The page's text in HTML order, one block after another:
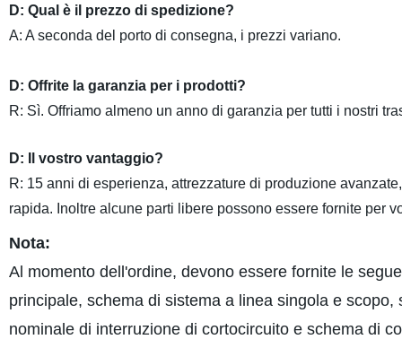
D: Qual è il prezzo di spedizione?
A: A seconda del porto di consegna, i prezzi variano.
D: Offrite la garanzia per i prodotti?
R: Sì. Offriamo almeno un anno di garanzia per tutti i nostri
D: Il vostro vantaggio?
R: 15 anni di esperienza, attrezzature di produzione
rapida. Inoltre alcune parti libere possono essere fornite per
Nota:
Al momento dell'ordine, devono essere fornite le
principale, schema di sistema a linea singola e
nominale di interruzione di cortocircuito e schema di